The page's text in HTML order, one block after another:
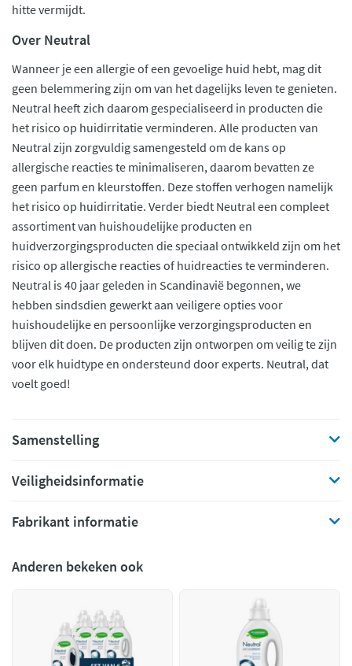
hitte vermijdt.
Over Neutral
Wanneer je een allergie of een gevoelige huid hebt, mag dit
geen belemmering zijn om van het dagelijks leven te genieten.
Neutral heeft zich daarom gespecialiseerd in producten die
het risico op huidirritatie verminderen. Alle producten van
Neutral zijn zorgvuldig samengesteld om de kans op
allergische reacties te minimaliseren, daarom bevatten ze
geen parfum en kleurstoffen. Deze stoffen verhogen namelijk
het risico op huidirritatie. Verder biedt Neutral een compleet
assortiment van huishoudelijke producten en
huidverzorgingsproducten die speciaal ontwikkeld zijn om het
risico op allergische reacties of huidreacties te verminderen.
Neutral is 40 jaar geleden in Scandinavië begonnen, we
hebben sindsdien gewerkt aan veiligere opties voor
huishoudelijke en persoonlijke verzorgingsproducten en
blijven dit doen. De producten zijn ontworpen om veilig te zijn
voor elk huidtype en ondersteund door experts. Neutral, dat
voelt goed!
Samenstelling
Veiligheidsinformatie
Fabrikant informatie
Anderen bekeken ook